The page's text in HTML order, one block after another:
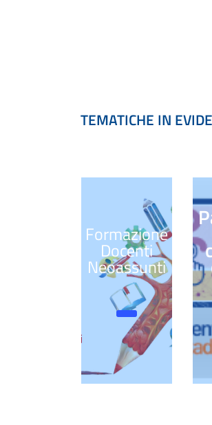
TEMATICHE IN
Formazione
Docenti
Neoassunti